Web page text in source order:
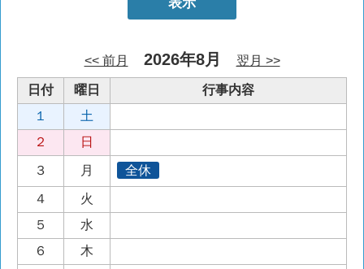
<< 前月 2026年8月 翌月 >>
日付 曜日
行事内容
１
土
２
日
３ 月 全休
４
火
５
水
６
木